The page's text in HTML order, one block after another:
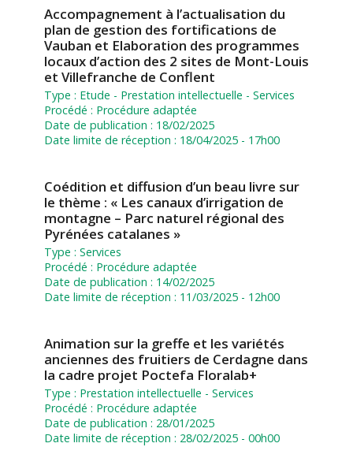
Accompagnement à l’actualisation du
plan de gestion des fortifications de
Vauban et Elaboration des programmes
locaux d’action des 2 sites de Mont-Louis
et Villefranche de Conflent
Type : Etude - Prestation intellectuelle - Services
Procédé : Procédure adaptée
Date de publication : 18/02/2025
Date limite de réception : 18/04/2025 - 17h00
Coédition et diffusion d’un beau livre sur
le thème : « Les canaux d’irrigation de
montagne – Parc naturel régional des
Pyrénées catalanes »
Type : Services
Procédé : Procédure adaptée
Date de publication : 14/02/2025
Date limite de réception : 11/03/2025 - 12h00
Animation sur la greffe et les variétés
anciennes des fruitiers de Cerdagne dans
la cadre projet Poctefa Floralab+
Type : Prestation intellectuelle - Services
Procédé : Procédure adaptée
Date de publication : 28/01/2025
Date limite de réception : 28/02/2025 - 00h00